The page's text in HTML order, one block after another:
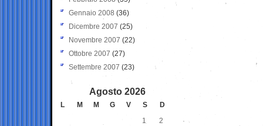
Gennaio 2008 (36)
Dicembre 2007 (25)
Novembre 2007 (22)
Ottobre 2007 (27)
Settembre 2007 (23)
Agosto 2026
L M M G V S
D
1
2